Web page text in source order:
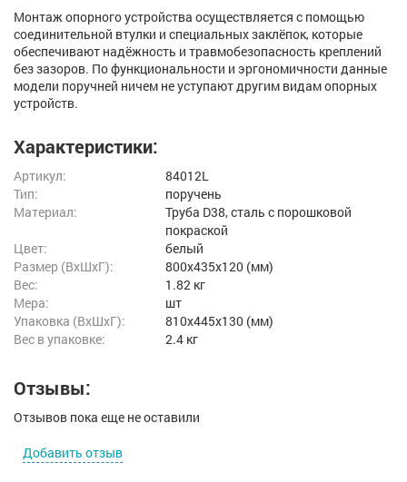
Монтаж опорного устройства осуществляется с помощью
соединительной втулки и специальных заклёпок, которые
обеспечивают надёжность и травмобезопасность креплений
без зазоров. По функциональности и эргономичности данные
модели поручней ничем не уступают другим видам опорных
устройств.
Характеристики:
Артикул:
84012L
Тип:
поручень
Материал:
Труба D38, сталь с порошковой
покраской
Цвет:
белый
Размер (ВxШxГ):
800x435x120 (мм)
Вес:
1.82 кг
Мера:
шт
Упаковка (ВхШхГ):
810x445x130 (мм)
Вес в упаковке:
2.4 кг
Отзывы:
Отзывов пока еще не оставили
Добавить отзыв